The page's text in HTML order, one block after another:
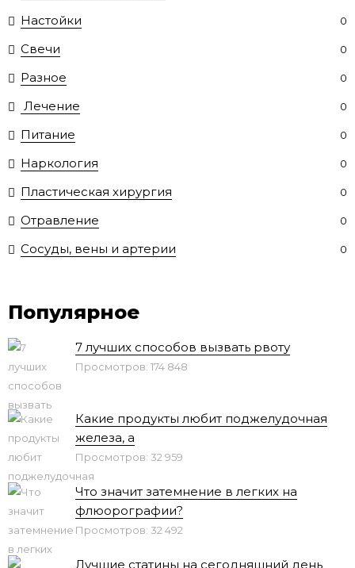
Настойки 0
Свечи 0
Разное 0
Лечение 0
Питание 0
Наркология 0
Пластическая хирургия 0
Отравление 0
Сосуды, вены и артерии 0
Популярное
7 лучших способов вызвать рвоту
Просмотров: 174 848
Какие продукты любит поджелудочная
железа, а
Просмотров: 32 959
Что значит затемнение в легких на
флюорографии?
Просмотров: 32 492
Лучшие статины на сегодняшний день